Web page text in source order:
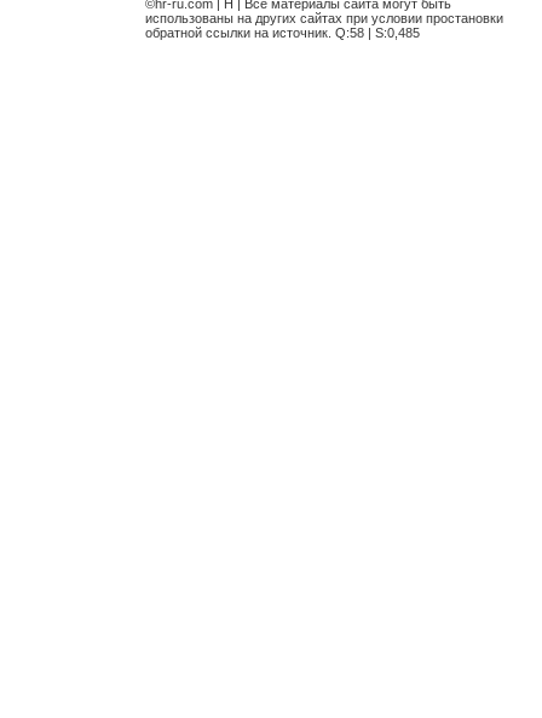
©hr-ru.com | H | Все материалы сайта могут быть
использованы на других сайтах при условии простановки
обратной ссылки на источник. Q:58 | S:0,485